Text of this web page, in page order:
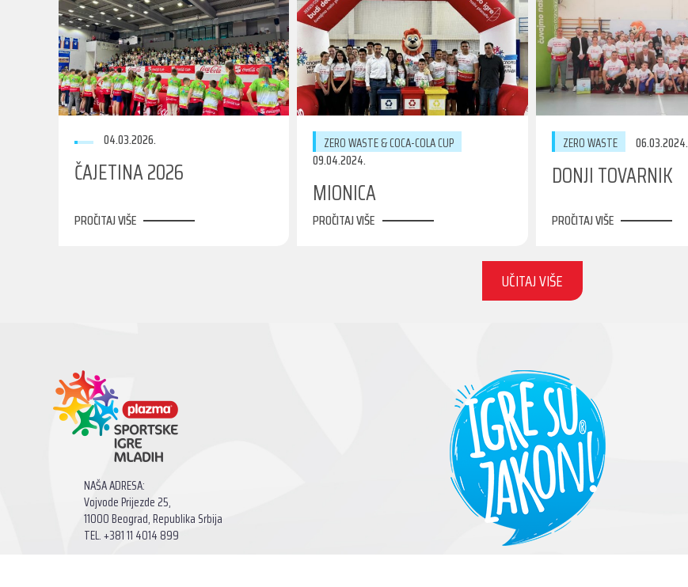
04.03.2026.
ČAJETINA 2026
PROČITAJ VIŠE
ZERO WASTE & COCA-COLA CUP
09.04.2024.
MIONICA
PROČITAJ VIŠE
ZERO WASTE 06.03.2024.
DONJI TOVARNIK
PROČITAJ VIŠE
UČITAJ VIŠE
NAŠA ADRESA:
Vojvode Prijezde 25,
11000 Beograd, Republika Srbija
TEL. +381 11 4014 899